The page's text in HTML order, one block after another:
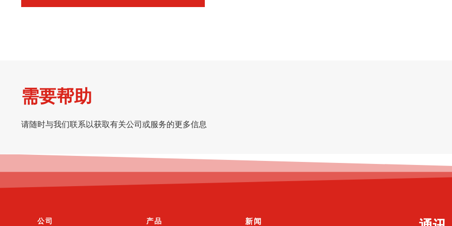
需要帮助
请随时与我们联系以获取有关公司或服务的更多信息
公司 产品 新闻